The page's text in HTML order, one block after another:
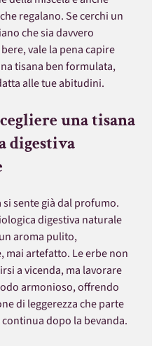
regalano. Se cerchi un
che sia davvero
vale la pena capire
tisana ben formulata,
alle tue abitudini.
una tisana
digestiva
si sente già dal profumo.
digestiva naturale
aroma pulito,
mai artefatto. Le erbe non
a vicenda, ma lavorare
armonioso, offrendo
di leggerezza che parte
dopo la bevanda.